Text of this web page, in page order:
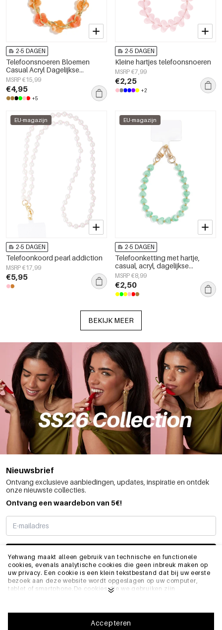
Yehwang maakt alleen gebruik van technische en functionele
cookies, evenals analytische cookies die geen inbreuk maken op
uw privacy. Een cookie is een klein tekstbestand dat bij uw eerste
bezoek aan deze website wordt opgeslagen op uw computer,
tablet of smartphone.De cookies die we gebruiken zijn
functioneert en bijvoorbeeld uw voorkeursinstellingen onthoudt.
Ze stellen ons ook in staat om onze website te optimaliseren.Om
ervoor te zorgen dat u een goede browse- en winkelervaring heeft
Accepteren
2-5 DAGEN
Telefoonsnoeren Bloemen
Casual Acryl Dagelijkse
Accessoires
MSRP €15,99
€4,95
+5
2-5 DAGEN
Kleine hartjes telefoonsnoeren
MSRP €7,99
€2,25
+2
EU-magazijn
2-5 DAGEN
Telefoonkoord pearl addiction
MSRP €17,99
€5,95
EU-magazijn
2-5 DAGEN
Telefoonketting met hartje,
casual, acryl, dagelijkse
accessoires
MSRP €8,99
€2,50
BEKIJK MEER
Nieuwsbrief
Ontvang exclusieve aanbiedingen, updates, inspiratie en ontdek
onze nieuwste collecties.
Ontvang een waardebon van 5€!
SCHRIJF ME IN
INFO